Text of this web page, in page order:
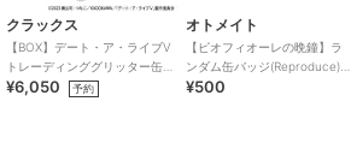
クラックス
【BOX】デート・ア・ライブV
トレーディンググリッター缶
バッジ ゴシックドール
¥6,050 予約
オトメイト
【ピオフィオーレの晩鐘】ラ
ンダム缶バッジ(Reproduce)
（ランダム全5種）
¥500